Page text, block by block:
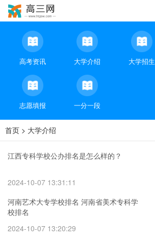
高考资讯 大学介绍 大学招生
志愿填报 一分一段
首页 > 大学介绍
江西专科学校公办排名是怎么样的？
2024-10-07 13:31:11
河南艺术大专学校排名 河南省美术专科学
校排名
2024-10-07 13:20:29